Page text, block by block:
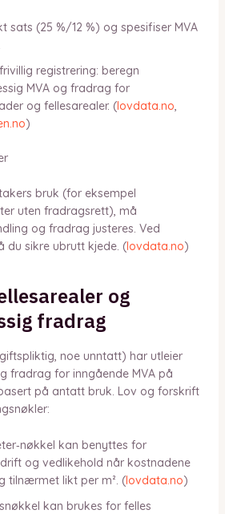
sats (25 %/12 %) og spesifiser MVA
registrering: beregn
MVA og fradrag for
og fellesarealer. (lovdata.no,
)
bruk (for eksempel
uten fradragsrett), må
og fradrag justeres. Ved
du sikre ubrutt kjede. (lovdata.no)
og
fradrag
noe unntatt) har utleier
fradrag for inngående MVA på
på antatt bruk. Lov og forskrift
kan benyttes for
og vedlikehold når kostnadene
tilnærmet likt per m². (lovdata.no)
kan brukes for felles